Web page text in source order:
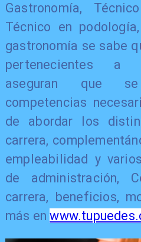
Gastronomía,
Técnico en
gastronomía se sabe
pertenecientes a
aseguran que
competencias
de abordar los
carrera,
empleabilidad y
de administración,
carrera, beneficios,
más en